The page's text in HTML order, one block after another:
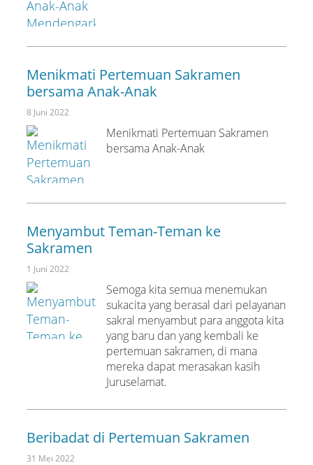
Menikmati Pertemuan Sakramen
bersama Anak-Anak
8 Juni 2022
Menikmati Pertemuan Sakramen
bersama Anak-Anak
Menyambut Teman-Teman ke
Sakramen
1 Juni 2022
Semoga kita semua menemukan
sukacita yang berasal dari pelayanan
sakral menyambut para anggota kita
yang baru dan yang kembali ke
pertemuan sakramen, di mana
mereka dapat merasakan kasih
Juruselamat.
Beribadat di Pertemuan Sakramen
31 Mei 2022